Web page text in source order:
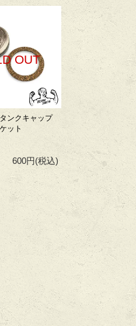
OUT
ンクキャップ
ット
600円(税込)